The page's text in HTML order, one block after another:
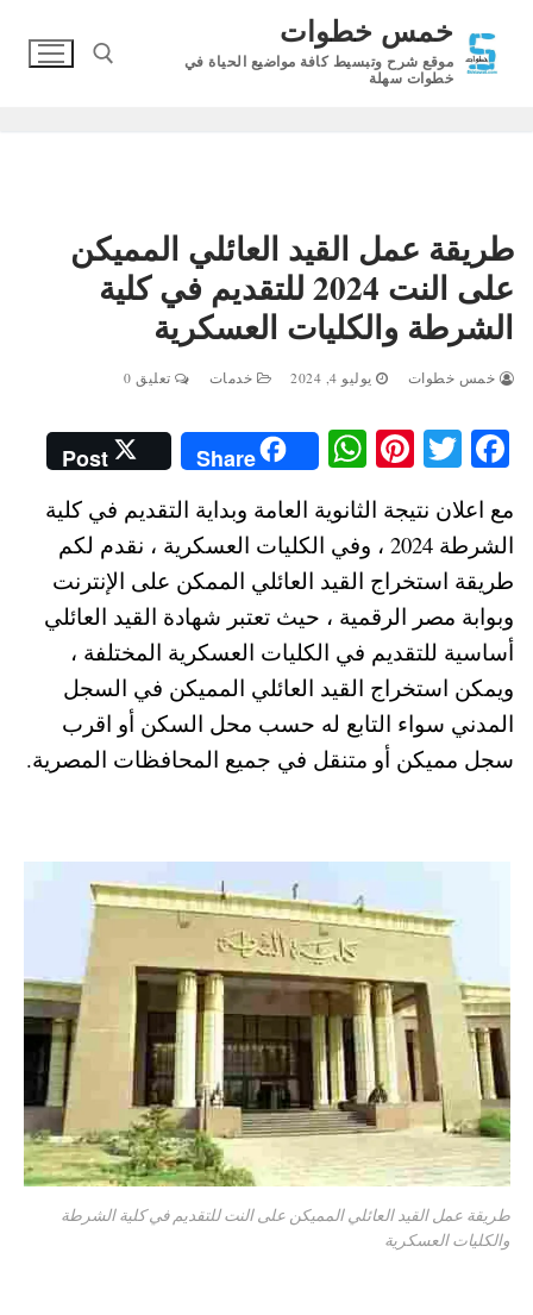
المحتوى
خمس خطوات
موقع شرح وتبسيط كافة مواضيع الحياة في
خطوات سهلة
طريقة عمل القيد العائلي المميكن
على النت 2024 للتقديم في كلية
الشرطة والكليات العسكرية
خمس خطوات يوليو 4, 2024 خدمات تعليق 0
Fa
ce
bo
ok
T
tte
r
Pi
nt
er
es
t
W
ha
ts
A
pp
Share
Post
مع اعلان نتيجة الثانوية العامة وبداية التقديم في كلية
الشرطة 2024 ، وفي الكليات العسكرية ، نقدم لكم
طريقة استخراج القيد العائلي الممكن على الإنترنت
وبوابة مصر الرقمية ، حيث تعتبر شهادة القيد العائلي
أساسية للتقديم في الكليات العسكرية المختلفة ،
ويمكن استخراج القيد العائلي المميكن في السجل
المدني سواء التابع له حسب محل السكن أو اقرب
سجل مميكن أو متنقل في جميع المحافظات المصرية.
طريقة عمل القيد العائلي المميكن على النت للتقديم في كلية الشرطة
والكليات العسكرية